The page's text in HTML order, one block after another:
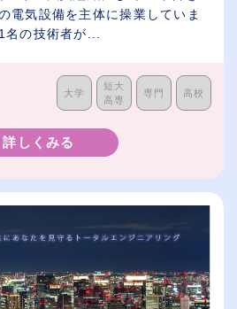
電気設備を主体に操業していま
名の技術者が...
大学
短大
高専
専門 高校
詳しくみる